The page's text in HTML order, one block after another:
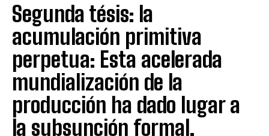
Segunda tésis: la
acumulación primitiva
perpetua: Esta acelerada
mundialización de la
producción ha dado lugar a
la subsunción formal,